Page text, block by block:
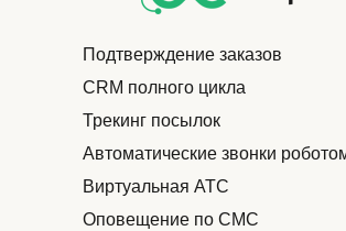
Подтверждение заказов
CRM полного цикла
Трекинг посылок
Автоматические звонки
Виртуальная АТС
Оповещение по СМС